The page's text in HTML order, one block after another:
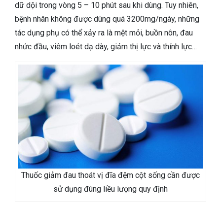
dữ dội trong vòng 5 – 10 phút sau khi dùng. Tuy nhiên,
bệnh nhân không được dùng quá 3200mg/ngày, những
tác dụng phụ có thể xảy ra là mệt mỏi, buồn nôn, đau
nhức đầu, viêm loét dạ dày, giảm thị lực và thính lực…
Thuốc giảm đau thoát vị đĩa đệm cột sống cần được
sử dụng đúng liều lượng quy định